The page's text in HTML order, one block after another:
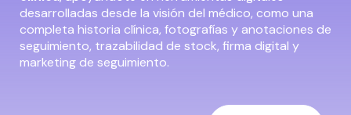
desarrolladas desde la visión del médico, como una
completa historia clínica, fotografías y anotaciones de
seguimiento, trazabilidad de stock, firma digital y
marketing de seguimiento.